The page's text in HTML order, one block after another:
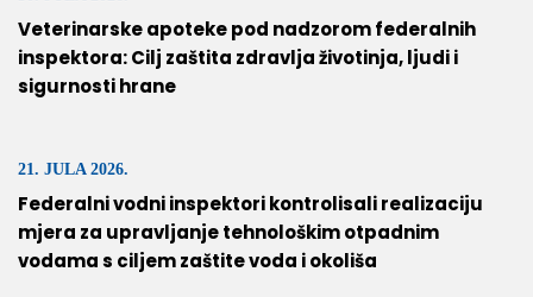
Veterinarske apoteke pod nadzorom federalnih
inspektora: Cilj zaštita zdravlja životinja, ljudi i
sigurnosti hrane
21. JULA 2026.
Federalni vodni inspektori kontrolisali realizaciju
mjera za upravljanje tehnološkim otpadnim
vodama s ciljem zaštite voda i okoliša